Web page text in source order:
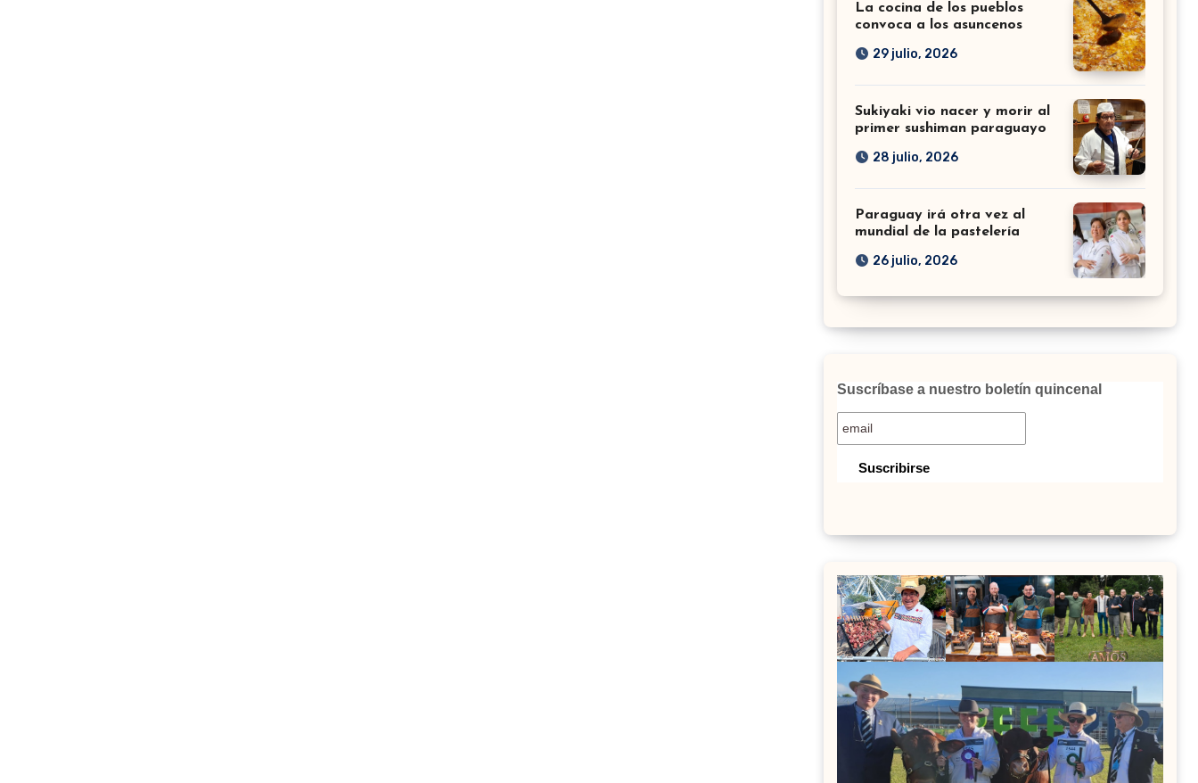
La cocina de los pueblos
convoca a los asuncenos
29 julio, 2026
Sukiyaki vio nacer y morir al
primer sushiman paraguayo
28 julio, 2026
Paraguay irá otra vez al
mundial de la pastelería
26 julio, 2026
Suscríbase a nuestro boletín quincenal